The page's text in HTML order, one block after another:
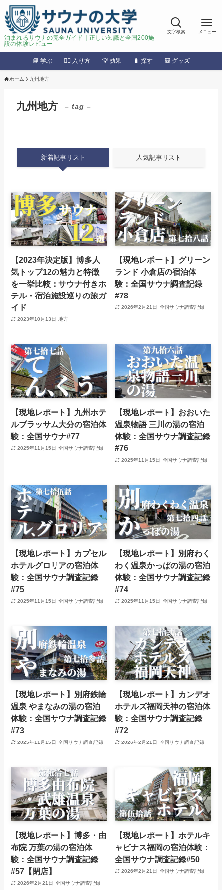
泊まれるサウナの完全ガイド｜正しい知識と全国200施
設の体験レビュー
文字検索 メニュー
📘 学ぶ 🧖‍♂️ 入り方 💡 効果 🧳 探す 🎒 グッズ
ホーム 九州地方
九州地方 – tag –
新着記事リスト 人気記事リスト
【2023年決定版】博多人
気トップ12の魅力と特徴
を一挙比較：サウナ付きホ
テル・宿泊施設巡りの旅ガ
イド
2023年10月13日 地方
【現地レポート】グリーン
ランド 小倉店の宿泊体
験：全国サウナ調査記録
#78
2026年2月21日 全国サウナ調査記録
【現地レポート】九州ホテ
ルブラッサム大分の宿泊体
験：全国サウナ#77
2025年11月15日 全国サウナ調査記録
【現地レポート】おおいた
温泉物語 三川の湯の宿泊
体験：全国サウナ調査記録
#76
2025年11月15日 全国サウナ調査記録
【現地レポート】カプセル
ホテルグロリアの宿泊体
験：全国サウナ調査記録
#75
2025年11月15日 全国サウナ調査記録
【現地レポート】別府わく
わく温泉かっぱの湯の宿泊
体験：全国サウナ調査記録
#74
2025年11月15日 全国サウナ調査記録
【現地レポート】別府鉄輪
温泉 やまなみの湯の宿泊
体験：全国サウナ調査記録
#73
2025年11月15日 全国サウナ調査記録
【現地レポート】カンデオ
ホテルズ福岡天神の宿泊体
験：全国サウナ調査記録
#72
2026年2月21日 全国サウナ調査記録
【現地レポート】博多・由
布院 万葉の湯の宿泊体
験：全国サウナ調査記録
#57【閉店】
2026年2月21日 全国サウナ調査記録
【現地レポート】ホテルキ
ャビナス福岡の宿泊体験：
全国サウナ調査記録#50
2026年2月21日 全国サウナ調査記録